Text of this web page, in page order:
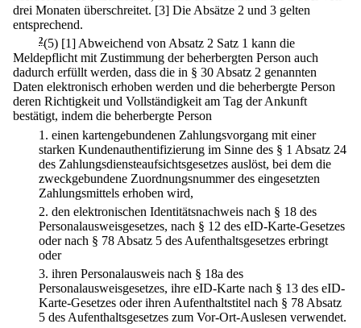
drei Monaten überschreitet. [3] Die Absätze 2 und 3 gelten
entsprechend.
2(5) [1] Abweichend von Absatz 2 Satz 1 kann die
Meldepflicht mit Zustimmung der beherbergten Person auch
dadurch erfüllt werden, dass die in § 30 Absatz 2 genannten
Daten elektronisch erhoben werden und die beherbergte Person
deren Richtigkeit und Vollständigkeit am Tag der Ankunft
bestätigt, indem die beherbergte Person
1. einen kartengebundenen Zahlungsvorgang mit einer
starken Kundenauthentifizierung im Sinne des § 1 Absatz 24
des Zahlungsdiensteaufsichtsgesetzes auslöst, bei dem die
zweckgebundene Zuordnungsnummer des eingesetzten
Zahlungsmittels erhoben wird,
2. den elektronischen Identitätsnachweis nach § 18 des
Personalausweisgesetzes, nach § 12 des eID-Karte-Gesetzes
oder nach § 78 Absatz 5 des Aufenthaltsgesetzes erbringt
oder
3. ihren Personalausweis nach § 18a des
Personalausweisgesetzes, ihre eID-Karte nach § 13 des eID-
Karte-Gesetzes oder ihren Aufenthaltstitel nach § 78 Absatz
5 des Aufenthaltsgesetzes zum Vor-Ort-Auslesen verwendet.